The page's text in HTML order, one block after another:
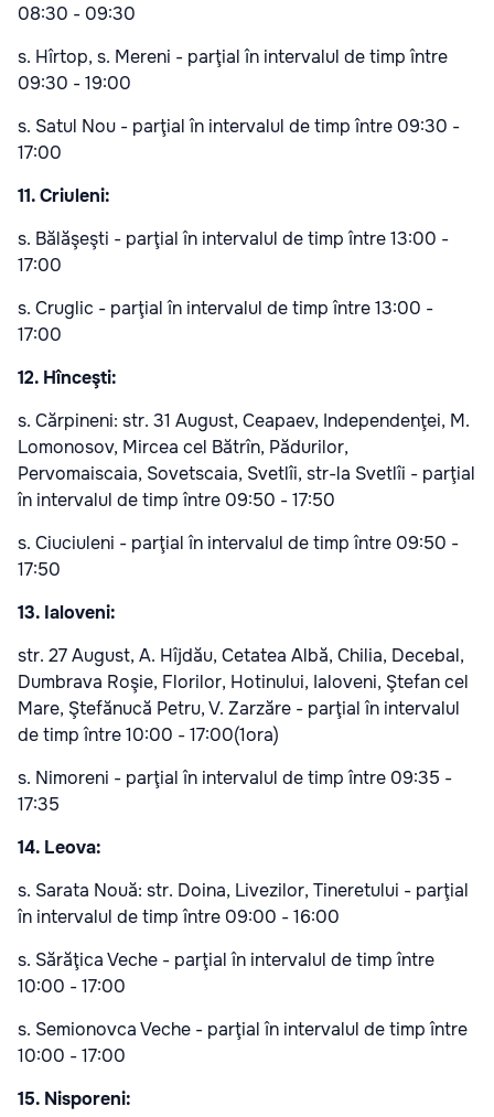
08:30 - 09:30
s. Hîrtop, s. Mereni - parţial în intervalul de timp între
09:30 - 19:00
s. Satul Nou - parţial în intervalul de timp între 09:30 -
17:00
11. Criuleni:
s. Bălăşeşti - parţial în intervalul de timp între 13:00 -
17:00
s. Cruglic - parţial în intervalul de timp între 13:00 -
17:00
12. Hînceşti:
s. Cărpineni: str. 31 August, Ceapaev, Independenţei, M.
Lomonosov, Mircea cel Bătrîn, Pădurilor,
Pervomaiscaia, Sovetscaia, Svetlîi, str-la Svetlîi - parţial
în intervalul de timp între 09:50 - 17:50
s. Ciuciuleni - parţial în intervalul de timp între 09:50 -
17:50
13. Ialoveni:
str. 27 August, A. Hîjdău, Cetatea Albă, Chilia, Decebal,
Dumbrava Roşie, Florilor, Hotinului, Ialoveni, Ştefan cel
Mare, Ştefănucă Petru, V. Zarzăre - parţial în intervalul
de timp între 10:00 - 17:00(1ora)
s. Nimoreni - parţial în intervalul de timp între 09:35 -
17:35
14. Leova:
s. Sarata Nouă: str. Doina, Livezilor, Tineretului - parţial
în intervalul de timp între 09:00 - 16:00
s. Sărăţica Veche - parţial în intervalul de timp între
10:00 - 17:00
s. Semionovca Veche - parţial în intervalul de timp între
10:00 - 17:00
15. Nisporeni: